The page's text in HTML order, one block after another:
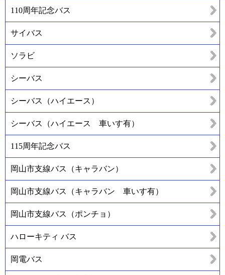
110周年記念バス
サイバス
ソラビ
シーバス
シーバス（ハイエース）
シーバス（ハイエース 車いす有）
115周年記念バス
岡山市支線バス（キャラバン）
岡山市支線バス（キャラバン 車いす有）
岡山市支線バス（ポンチョ）
ハローキティ バス
岡電バス